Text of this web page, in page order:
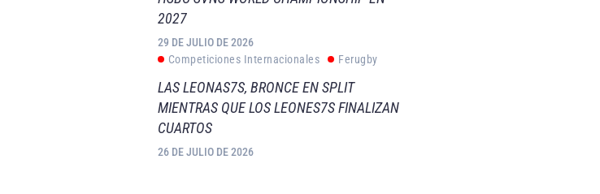
2027
29 DE JULIO DE 2026
Competiciones Internacionales
Ferugby
LAS LEONAS7S, BRONCE EN SPLIT
MIENTRAS QUE LOS LEONES7S FINALIZAN
CUARTOS
26 DE JULIO DE 2026